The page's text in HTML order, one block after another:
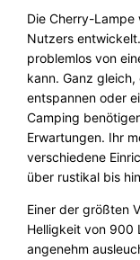
g
a
d
n
M
n
e
Die Cherry-
Nutzers
problemlos von
kann. Ganz
entspannen oder
Camping
Erwartungen. Ihr
verschiedene
über rustikal bis
Einer der größten
Helligkeit von 900
angenehm